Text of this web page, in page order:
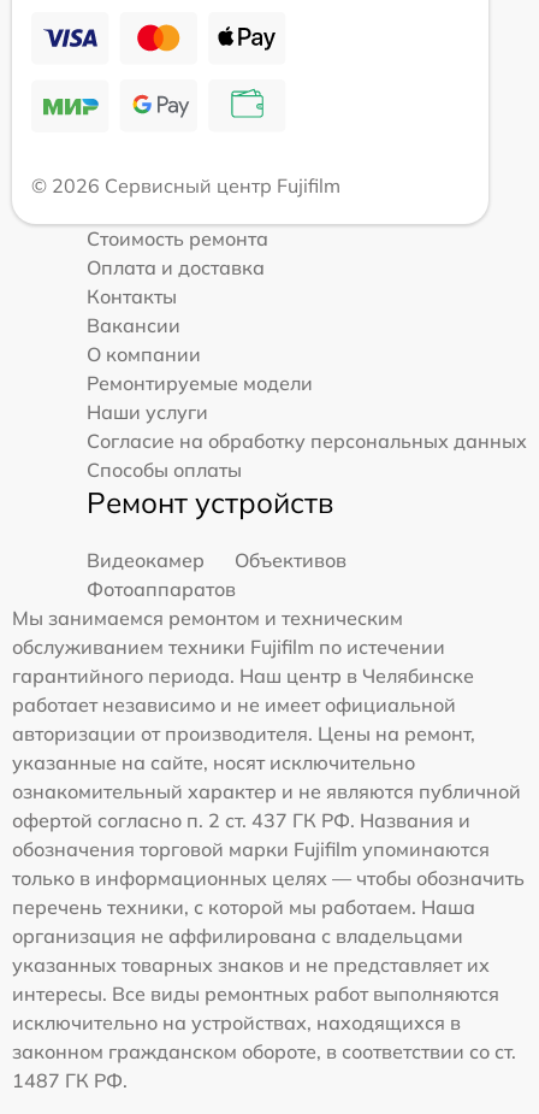
© 2026 Сервисный центр Fujifilm
Стоимость ремонта
Оплата и доставка
Контакты
Вакансии
О компании
Ремонтируемые модели
Наши услуги
Согласие на обработку персональных данных
Способы оплаты
Ремонт устройств
Видеокамер
Объективов
Фотоаппаратов
Мы занимаемся ремонтом и техническим
обслуживанием техники Fujifilm по истечении
гарантийного периода. Наш центр в Челябинске
работает независимо и не имеет официальной
авторизации от производителя. Цены на ремонт,
указанные на сайте, носят исключительно
ознакомительный характер и не являются публичной
офертой согласно п. 2 ст. 437 ГК РФ. Названия и
обозначения торговой марки Fujifilm упоминаются
только в информационных целях — чтобы обозначить
перечень техники, с которой мы работаем. Наша
организация не аффилирована с владельцами
указанных товарных знаков и не представляет их
интересы. Все виды ремонтных работ выполняются
исключительно на устройствах, находящихся в
законном гражданском обороте, в соответствии со ст.
1487 ГК РФ.